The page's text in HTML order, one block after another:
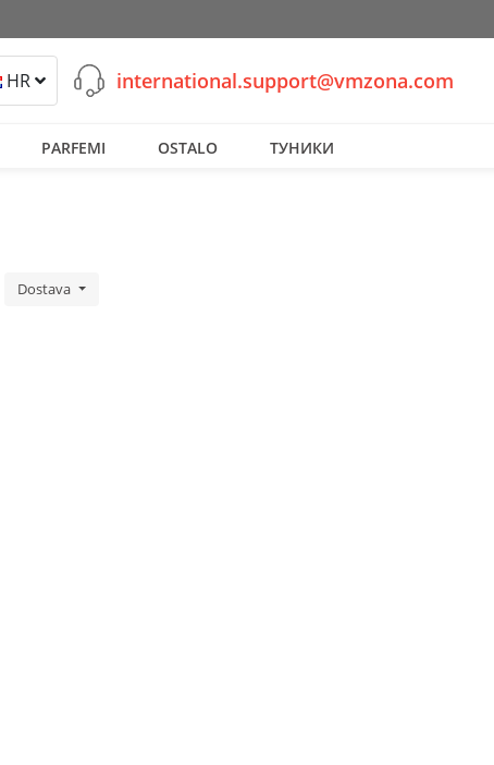
HR international.support@vmzona.com
PARFEMI OSTALO ТУНИКИ
Dostava